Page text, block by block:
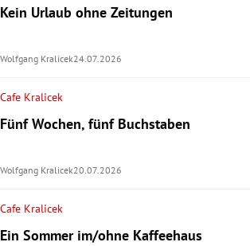
Untermenü
Untermenü
Kein Urlaub ohne Zeitungen
Wolfgang Kralicek24.07.2026
Cafe Kralicek
Fünf Wochen, fünf Buchstaben
Wolfgang Kralicek20.07.2026
Cafe Kralicek
Ein Sommer im/ohne Kaffeehaus